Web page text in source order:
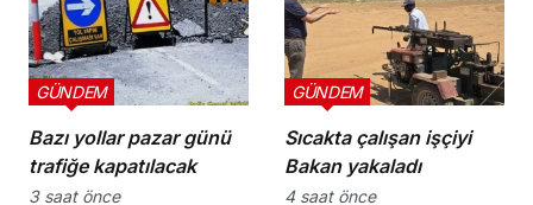
Bazı yollar pazar günü
trafiğe kapatılacak
GÜNDEM
3 saat önce
Sıcakta çalışan işçiyi
Bakan yakaladı
GÜNDEM
4 saat önce